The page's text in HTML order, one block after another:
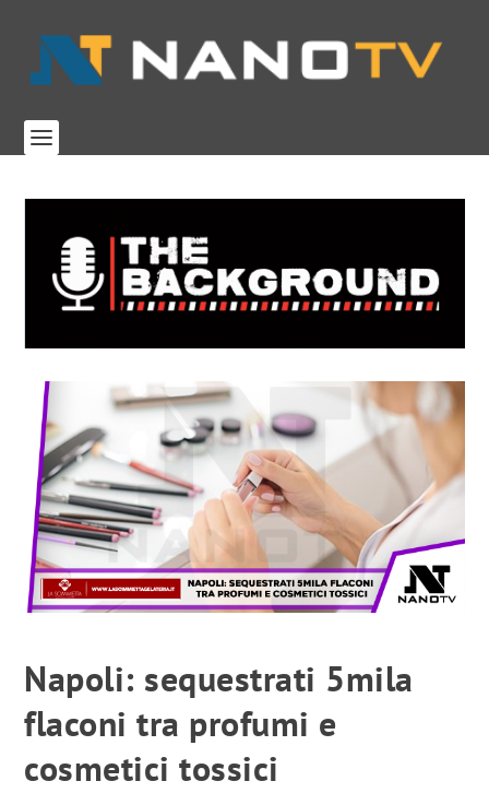
Napoli: sequestrati 5mila
flaconi tra profumi e
cosmetici tossici